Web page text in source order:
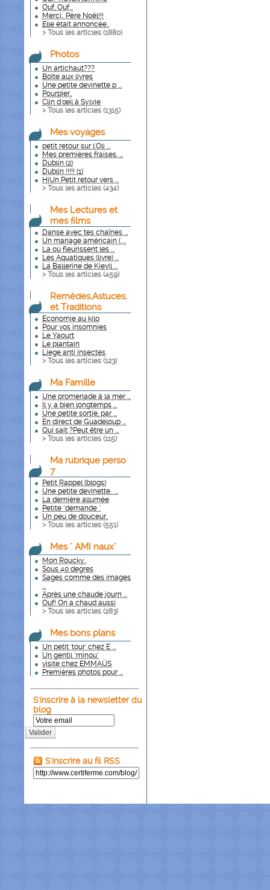
Ouf, Ouf...
Merci.. Père Noël!!!
Elle était annoncée..
> Tous les articles (1880)
Photos
Un artichaut???
Boîte aux livres
Une petite devinette p ...
Pourpier..
Clin d'œil à Sylvie
> Tous les articles (1315)
Mes voyages
petit retour sur l'Oli ...
Mes premières fraises. ...
Dublin (2)
Dublin !!!!! (1)
HiUn Petit retour vers ...
> Tous les articles (434)
Mes Lectures et
mes films
Danse avec tes chaînes ...
Un mariage américain ( ...
La où fleurissent les ...
Les Aquatiques (livre) ...
La Ballerine de Kiev(l ...
> Tous les articles (459)
Remèdes,Astuces,
et Traditions
Economie au kilo
Pour vos insomnies
Le Yaourt
Le plantain
Liege anti insectes
> Tous les articles (123)
Ma Famille
Une promenade à la mer ...
Il y a bien longtemps ...
Une petite sortie, par ...
En direct de Guadeloup ...
Qui sait ?Peut être un ...
> Tous les articles (115)
Ma rubrique perso
7
Petit Rappel (blogs)
Une petite devinette.. ...
La dernière allumée
Petite "demande "
Un peu de douceur..
> Tous les articles (551)
Mes " AMI naux"
Mon Roucky..
Sous 40 degres
Sages comme des images
...
Après une chaude journ ...
Ouf! On a chaud aussi
> Tous les articles (283)
Mes bons plans
Un petit 'tour' chez E ...
Un gentil "minou"
visite chez EMMAÜS
Premières photos pour ...
S'inscrire à la newsletter du
blog
Valider
S'inscrire au fil RSS